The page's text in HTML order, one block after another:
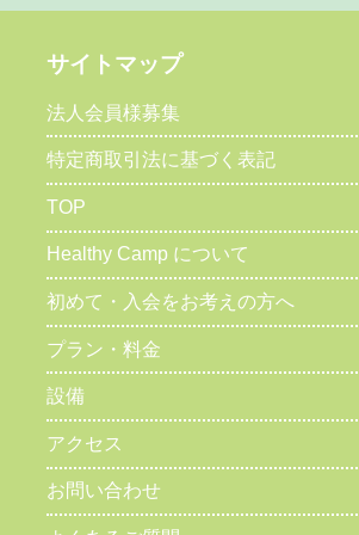
サイトマップ
法人会員様募集
特定商取引法に基づく表記
TOP
Healthy Camp について
初めて・入会をお考えの方へ
プラン・料金
設備
アクセス
お問い合わせ